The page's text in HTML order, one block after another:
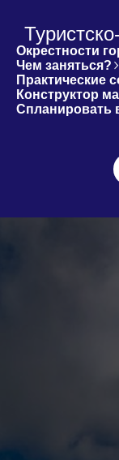
Окрестности
Чем заняться?
Практические
Конструктор
Спланировать